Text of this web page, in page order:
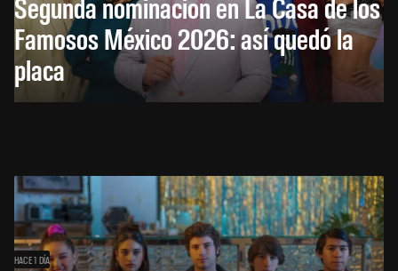
Famosos México 2026: así quedó la
placa
HACE 1 DÍA